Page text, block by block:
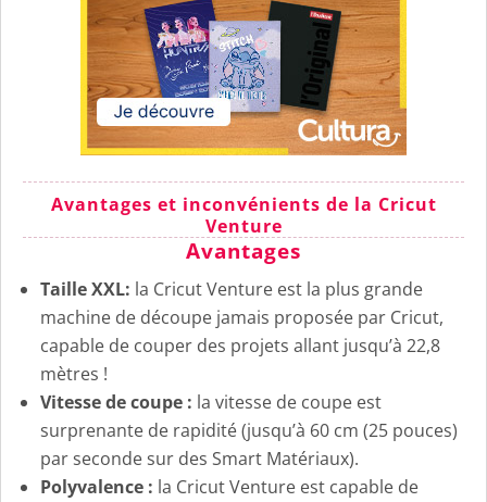
Avantages et inconvénients de la Cricut
Venture
Avantages
Taille XXL: la Cricut Venture est la plus grande
machine de découpe jamais proposée par Cricut,
capable de couper des projets allant jusqu’à 22,8
mètres !
Vitesse de coupe : la vitesse de coupe est
surprenante de rapidité (jusqu’à 60 cm (25 pouces)
par seconde sur des Smart Matériaux).
Polyvalence : la Cricut Venture est capable de